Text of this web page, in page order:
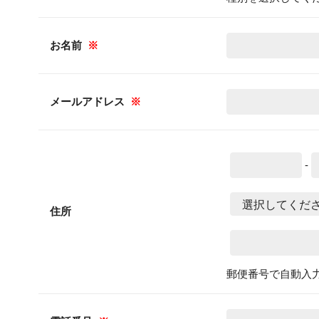
お名前 ※
メールアドレス ※
住所
-
郵便番号で自動入